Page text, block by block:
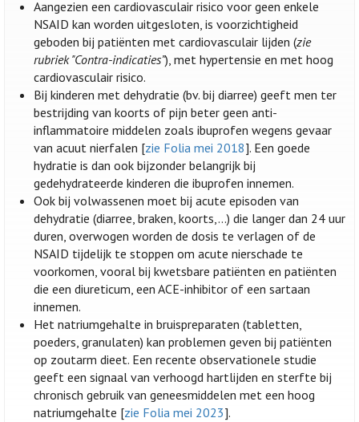
Aangezien een cardiovasculair risico voor geen enkele
NSAID kan worden uitgesloten, is voorzichtigheid
geboden bij patiënten met cardiovasculair lijden (zie
rubriek "Contra-indicaties”), met hypertensie en met hoog
cardiovasculair risico.
Bij kinderen met dehydratie (bv. bij diarree) geeft men ter
bestrijding van koorts of pijn beter geen anti-
inflammatoire middelen zoals ibuprofen wegens gevaar
van acuut nierfalen [zie Folia mei 2018]. Een goede
hydratie is dan ook bijzonder belangrijk bij
gedehydrateerde kinderen die ibuprofen innemen.
Ook bij volwassenen moet bij acute episoden van
dehydratie (diarree, braken, koorts,...) die langer dan 24 uur
duren, overwogen worden de dosis te verlagen of de
NSAID tijdelijk te stoppen om acute nierschade te
voorkomen, vooral bij kwetsbare patiënten en patiënten
die een diureticum, een ACE-inhibitor of een sartaan
innemen.
Het natriumgehalte in bruispreparaten (tabletten,
poeders, granulaten) kan problemen geven bij patiënten
op zoutarm dieet. Een recente observationele studie
geeft een signaal van verhoogd hartlijden en sterfte bij
chronisch gebruik van geneesmiddelen met een hoog
natriumgehalte [zie Folia mei 2023].